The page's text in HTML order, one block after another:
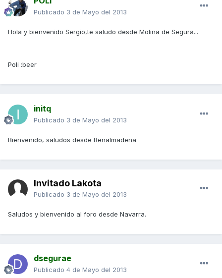
Publicado 3 de Mayo del 2013
Hola y bienvenido Sergio,te saludo desde Molina de Segura...
Poli :beer
initq
Publicado 3 de Mayo del 2013
Bienvenido, saludos desde Benalmadena
Invitado Lakota
Publicado 3 de Mayo del 2013
Saludos y bienvenido al foro desde Navarra.
dsegurae
Publicado 4 de Mayo del 2013